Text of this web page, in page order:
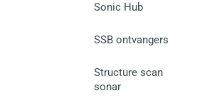
Sonic Hub
SSB ontvangers
Structure scan
sonar